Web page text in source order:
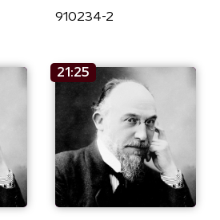
910234-2
21:25